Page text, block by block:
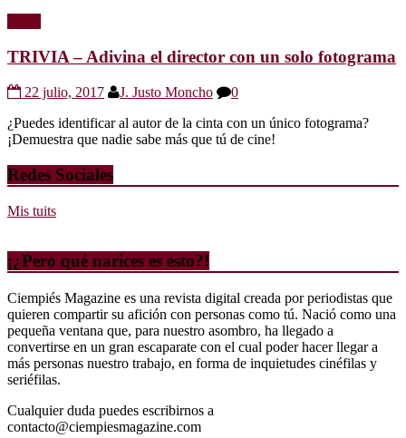
TRIVIA – Adivina el director con un solo fotograma
22 julio, 2017 J. Justo Moncho
0
¿Puedes identificar al autor de la cinta con un único fotograma?
¡Demuestra que nadie sabe más que tú de cine!
Redes Sociales
Mis tuits
¡¿Pero qué narices es esto?!
Ciempiés Magazine es una revista digital creada por periodistas que
quieren compartir su afición con personas como tú. Nació como una
pequeña ventana que, para nuestro asombro, ha llegado a
convertirse en un gran escaparate con el cual poder hacer llegar a
más personas nuestro trabajo, en forma de inquietudes cinéfilas y
seriéfilas.
Cualquier duda puedes escribirnos a
contacto@ciempiesmagazine.com